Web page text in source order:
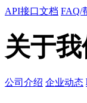
API接口文档 FAQ/
关于我
公司介绍 企业动态